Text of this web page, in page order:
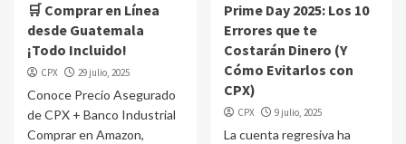
🛒 Comprar en Línea
desde Guatemala
¡Todo Incluido!
CPX 29 julio, 2025
Conoce Precio Asegurado
de CPX + Banco Industrial
Comprar en Amazon,
Prime Day 2025: Los 10
Errores que te
Costarán Dinero (Y
Cómo Evitarlos con
CPX)
CPX 9 julio, 2025
La cuenta regresiva ha